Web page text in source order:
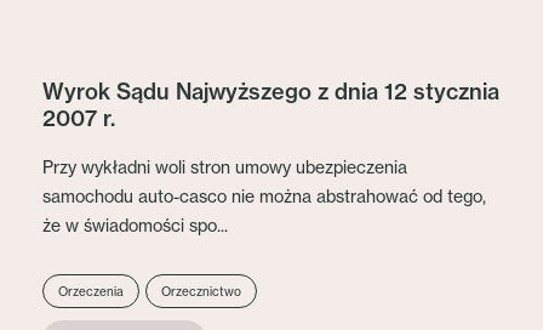
Wyrok Sądu Najwyższego z dnia 12 stycznia
2007 r.
Przy wykładni woli stron umowy ubezpieczenia
samochodu auto-casco nie można abstrahować od tego,
że w świadomości spo...
Orzeczenia Orzecznictwo